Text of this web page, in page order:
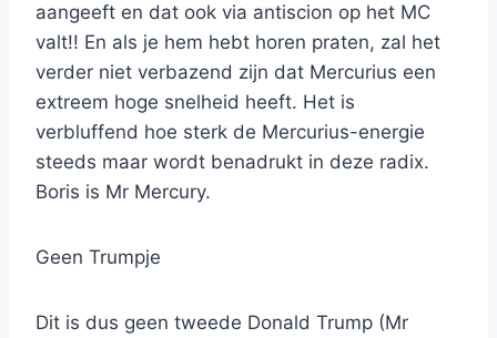
aangeeft en dat ook via antiscion op het MC
valt!! En als je hem hebt horen praten, zal het
verder niet verbazend zijn dat Mercurius een
extreem hoge snelheid heeft. Het is
verbluffend hoe sterk de Mercurius-energie
steeds maar wordt benadrukt in deze radix.
Boris is Mr Mercury.
Geen Trumpje
Dit is dus geen tweede Donald Trump (Mr